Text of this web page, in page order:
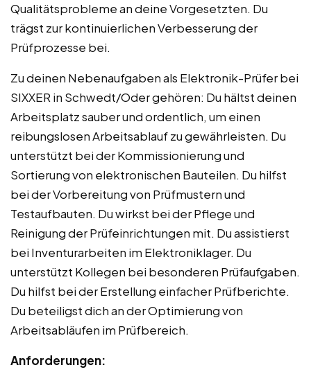
Qualitätsprobleme an deine Vorgesetzten. Du
trägst zur kontinuierlichen Verbesserung der
Prüfprozesse bei.
Zu deinen Nebenaufgaben als Elektronik-Prüfer bei
SIXXER in Schwedt/Oder gehören: Du hältst deinen
Arbeitsplatz sauber und ordentlich, um einen
reibungslosen Arbeitsablauf zu gewährleisten. Du
unterstützt bei der Kommissionierung und
Sortierung von elektronischen Bauteilen. Du hilfst
bei der Vorbereitung von Prüfmustern und
Testaufbauten. Du wirkst bei der Pflege und
Reinigung der Prüfeinrichtungen mit. Du assistierst
bei Inventurarbeiten im Elektroniklager. Du
unterstützt Kollegen bei besonderen Prüfaufgaben.
Du hilfst bei der Erstellung einfacher Prüfberichte.
Du beteiligst dich an der Optimierung von
Arbeitsabläufen im Prüfbereich.
Anforderungen: